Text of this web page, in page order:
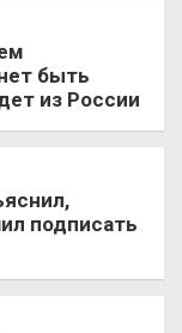
быть
из России
подписать